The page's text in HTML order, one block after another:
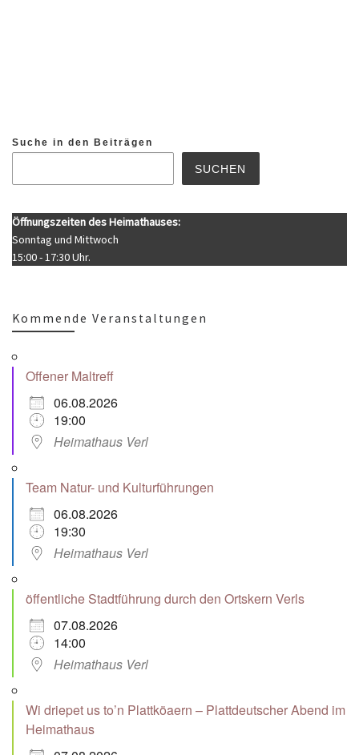
Suche in den Beiträgen
SUCHEN
Öffnungszeiten des Heimathauses:
Sonntag und Mittwoch
15:00 - 17:30 Uhr.
Kommende Veranstaltungen
Offener Maltreff
06.08.2026
19:00
Heimathaus Verl
Team Natur- und Kulturführungen
06.08.2026
19:30
Heimathaus Verl
öffentliche Stadtführung durch den Ortskern Verls
07.08.2026
14:00
Heimathaus Verl
Wi driepet us to’n Plattköaern – Plattdeutscher Abend im
Heimathaus